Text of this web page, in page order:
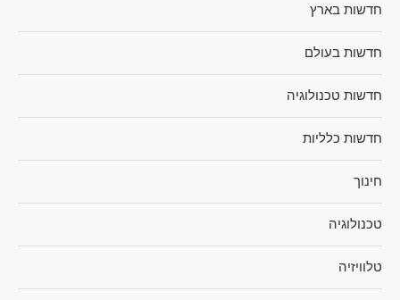
חדשות בארץ
חדשות בעולם
חדשות טכנולוגיה
חדשות כלליות
חינוך
טכנולוגיה
טלוויזיה